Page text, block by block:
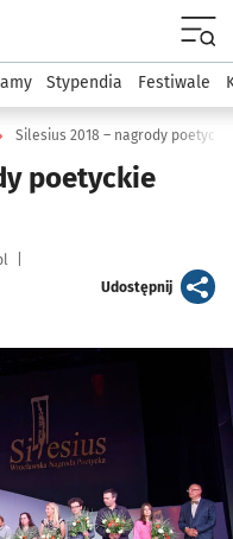
Kultura
Stypendia Festiwale
Silesius 2018 – nagrody
poetyckie
Udostępnijartykuł